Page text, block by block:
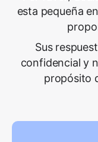
esta pequeña
Sus
confidencial y
propósito